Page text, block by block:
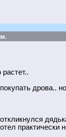
дрова..
практически